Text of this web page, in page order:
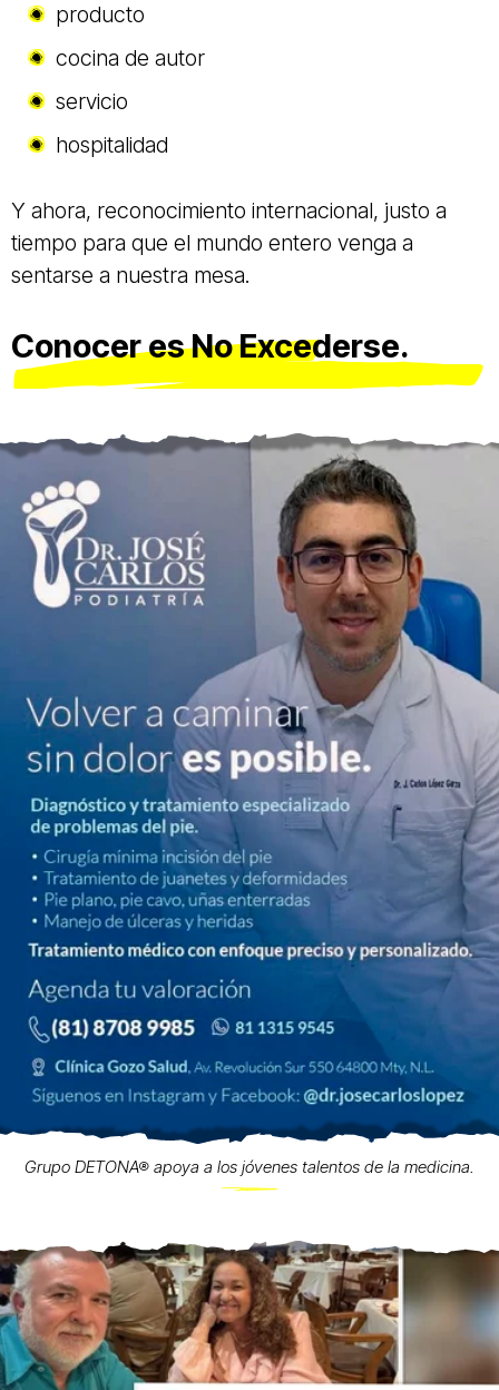
producto
cocina de autor
servicio
hospitalidad
Y ahora, reconocimiento internacional, justo a
tiempo para que el mundo entero venga a
sentarse a nuestra mesa.
Conocer es No Excederse.
Grupo DETONA® apoya a los jóvenes talentos de la medicina.